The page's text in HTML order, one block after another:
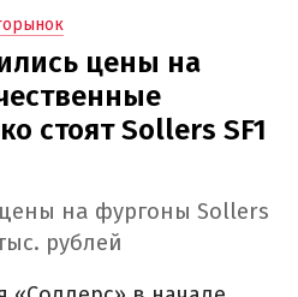
цены на
стоят Sollers SF1
на фургоны Sollers
рублей